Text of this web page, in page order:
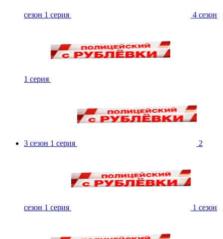
сезон 1 серия 4 сезон
1 серия
3 сезон 1 серия 2
сезон 1 серия 1 сезон